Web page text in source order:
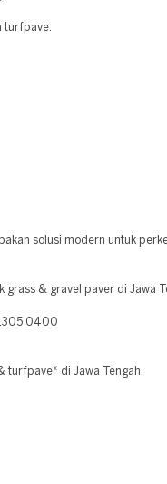
turfpave:
solusi modern untuk
grass & gravel paver di Jawa
1305 0400
turfpave* di Jawa Tengah.